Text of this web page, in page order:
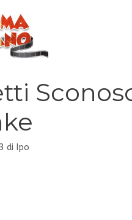
di Ipo